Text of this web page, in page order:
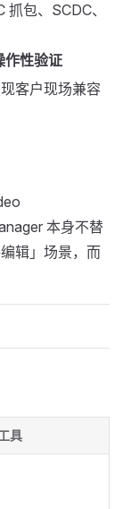
抓包、SCDC、
作性验证
客户现场兼容
本身不替
辑」场景，而
具